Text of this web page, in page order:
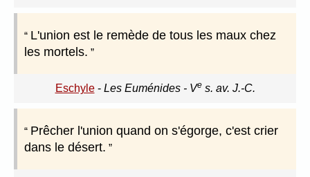
L'union est le remède de tous les maux chez
les mortels.
Eschyle- Les Euménides - Ves. av. J.-C.
Prêcher l'union quand on s'égorge, c'est crier
dans le désert.